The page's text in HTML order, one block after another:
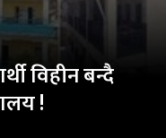
विहीन बन्दै
!